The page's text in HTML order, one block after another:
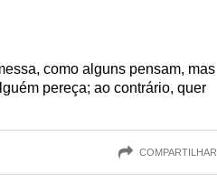
como alguns pensam, mas
pereça; ao contrário, quer
COMPARTILHAR